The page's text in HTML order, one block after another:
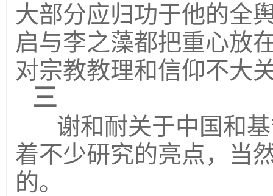
大部分应归功于他的全
启与李之藻都把重心放
对宗教教理和信仰不大
三
谢和耐关于中国和
着不少研究的亮点，当
的。